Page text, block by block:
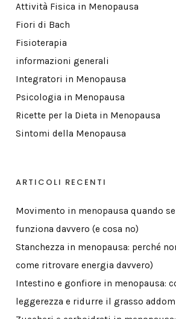
Attività Fisica in Menopausa
Fiori di Bach
Fisioterapia
informazioni generali
Integratori in Menopausa
Psicologia in Menopausa
Ricette per la Dieta in Menopausa
Sintomi della Menopausa
ARTICOLI RECENTI
Movimento in menopausa quando
funziona davvero (e cosa no)
Stanchezza in menopausa: perché
come ritrovare energia davvero)
Intestino e gonfiore in menopausa:
leggerezza e ridurre il grasso